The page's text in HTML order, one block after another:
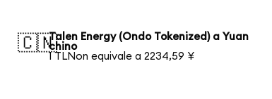
🇨🇳Talen Energy (Ondo Tokenized) a Yuan
chino
1 TLNon equivale a 2234,59 ¥